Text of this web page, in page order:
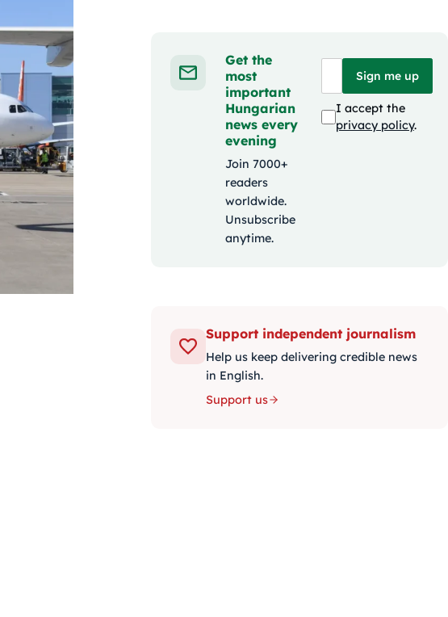
Get the
most
important
Hungarian
news every
evening
Join 7000+
readers
worldwide.
Unsubscribe
anytime.
Sign me up
I accept the
privacy policy.
Support independent journalism
Help us keep delivering credible news
in English.
Support us